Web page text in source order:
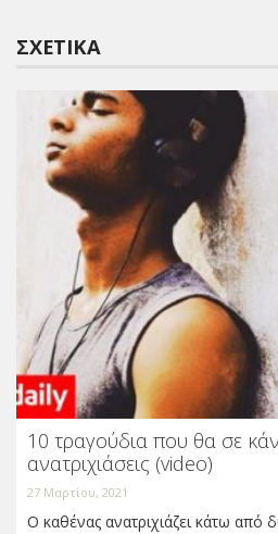
ΣΧΕΤΙΚΆ
10 τραγούδια που θα σε
ανατριχιάσεις (video)
27 Μαρτίου, 2021
Ο καθένας ανατριχιάζει κάτω από